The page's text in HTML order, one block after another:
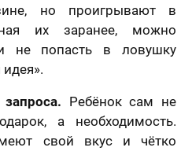
но проигрывают в
их заранее, можно
не попасть в ловушку
Ребёнок сам не
а необходимость.
свой вкус и чётко